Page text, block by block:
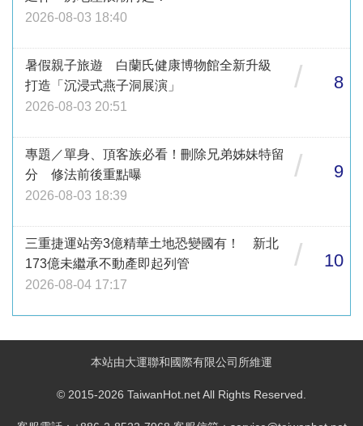
2026-08-03 18:40
暑假親子旅遊 白蘭氏健康博物館全新升級
打造「沉浸式燕子洞展演」
2026-08-03 20:51
/ 8
專題／單身、頂客族必看！刪除兄弟姊妹特留
分 修法前後重點曝
2026-08-03 18:39
/ 9
三重捷運站旁3億精華土地恐變國有！ 新北
173億未繼承不動產即起列管
2026-08-04 17:17
/ 10
本站由大運聯和國際有限公司所維運
© 2015-2026 TaiwanHot.net All Rights Reserved.